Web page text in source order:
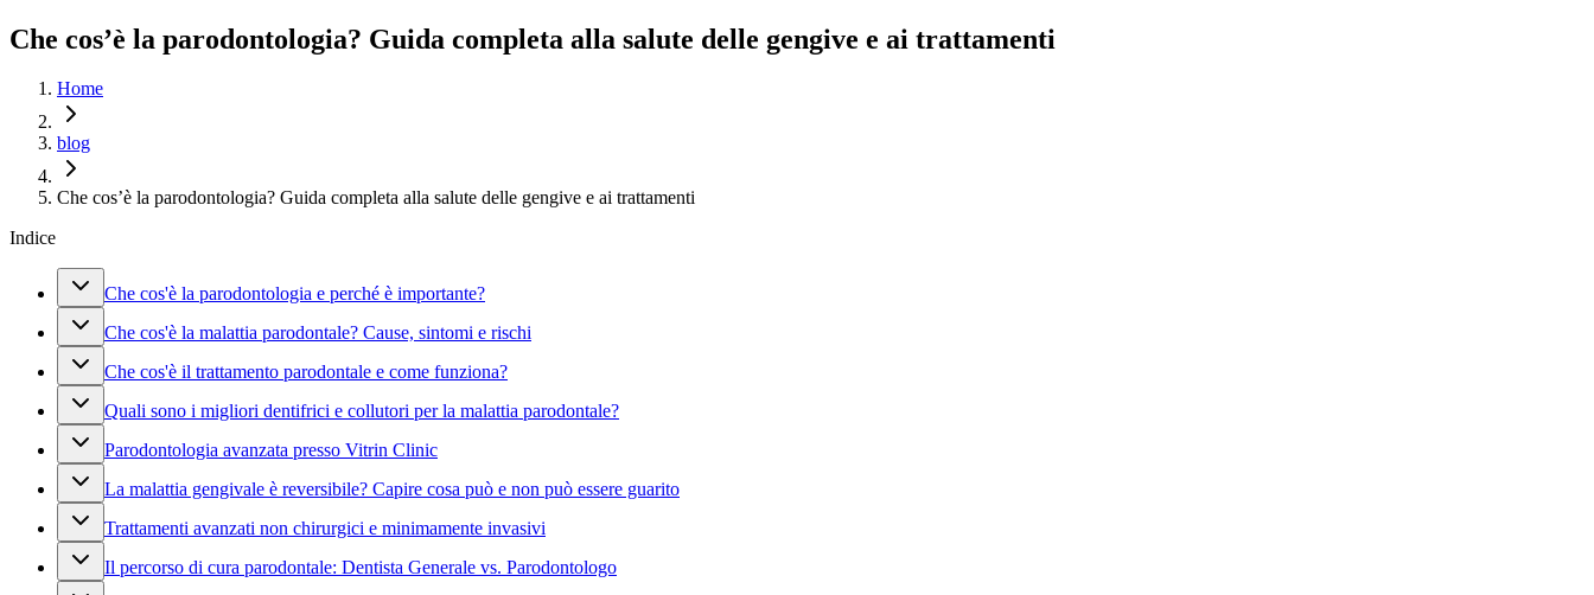
Che cos’è la parodontologia? Guida completa alla salute delle gengive e ai trattamenti
Home
blog
Che cos’è la parodontologia? Guida completa alla salute delle gengive e ai trattamenti
Indice
Che cos'è la parodontologia e perché è importante?
Che cos'è la malattia parodontale? Cause, sintomi e rischi
Che cos'è il trattamento parodontale e come funziona?
Quali sono i migliori dentifrici e collutori per la malattia parodontale?
Parodontologia avanzata presso Vitrin Clinic
La malattia gengivale è reversibile? Capire cosa può e non può essere guarito
Trattamenti avanzati non chirurgici e minimamente invasivi
Il percorso di cura parodontale: Dentista Generale vs. Parodontologo